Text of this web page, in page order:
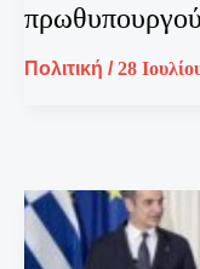
Πολιτική /28